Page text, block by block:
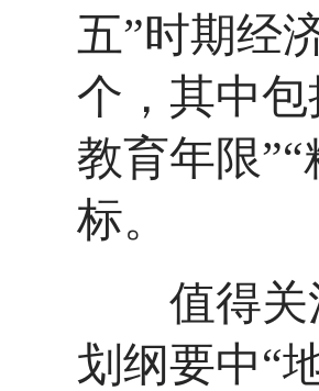
五”时期经
个，其中
教育年限
标。
值得关注
划纲要中“